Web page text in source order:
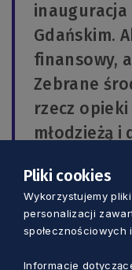
inauguracja
Gdańskim.
finansowy,
Zebrane
rzecz
młodzieżą i
serdecznie
zasadzimy
Pliki cookies
Wykorzystujemy
personalizacji
Informacje